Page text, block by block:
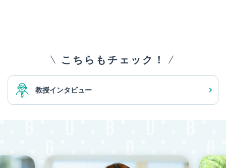
こちらもチェック！
教授インタビュー